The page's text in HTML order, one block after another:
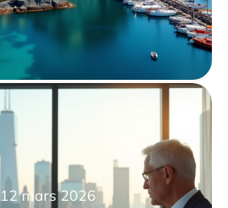
12 mars 2026